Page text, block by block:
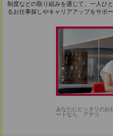
制度などの取り組みを通じて、一人ひ
るお仕事探しやキャリアアップをサポ
あなたにピッタリのお
ートなら、アデコ